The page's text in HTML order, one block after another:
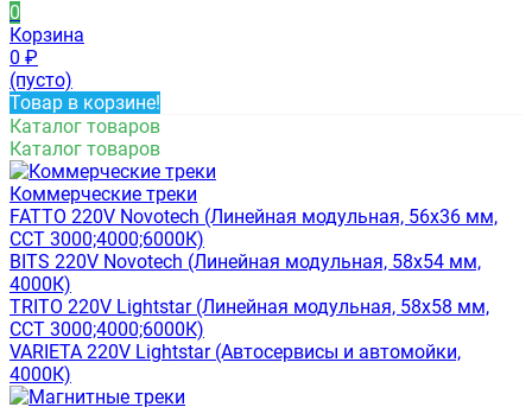
0
Корзина
0 ₽
(пусто)
Товар в корзине!
Каталог товаров
Каталог товаров
Коммерческие треки
FATTO 220V Novotech (Линейная модульная, 56x36 мм,
CCT 3000;4000;6000К)
BITS 220V Novotech (Линейная модульная, 58x54 мм,
4000К)
TRITO 220V Lightstar (Линейная модульная, 58x58 мм,
CCT 3000;4000;6000К)
VARIETA 220V Lightstar (Автосервисы и автомойки,
4000К)